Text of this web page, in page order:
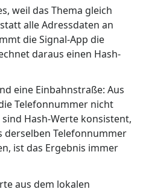
weil das Thema gleich
alle Adressdaten an
die Signal-App die
daraus einen Hash-
eine Einbahnstraße: Aus
Telefonnummer nicht
Hash-Werte konsistent,
derselben Telefonnummer
ist das Ergebnis immer
aus dem lokalen